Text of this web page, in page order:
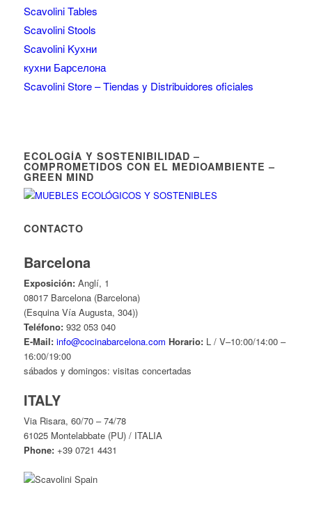
Scavolini Tables
Scavolini Stools
Scavolini Kухни
кухни Барселона
Scavolini Store – Tiendas y Distribuidores oficiales
ECOLOGÍA Y SOSTENIBILIDAD –
COMPROMETIDOS CON EL MEDIOAMBIENTE –
GREEN MIND
CONTACTO
Barcelona
Exposición:Anglí, 1
08017 Barcelona (Barcelona)
(Esquina Vía Augusta, 304))
Teléfono:932 053 040
E-Mail: info@cocinabarcelona.com Horario:L / V–10:00/14:00 –
16:00/19:00
sábados y domingos: visitas concertadas
ITALY
Via Risara, 60/70 – 74/78
61025 Montelabbate (PU) / ITALIA
Phone:+39 0721 4431